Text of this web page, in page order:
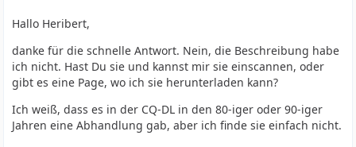
Hallo Heribert,
danke für die schnelle Antwort. Nein, die Beschreibung habe
ich nicht. Hast Du sie und kannst mir sie einscannen, oder
gibt es eine Page, wo ich sie herunterladen kann?
Ich weiß, dass es in der CQ-DL in den 80-iger oder 90-iger
Jahren eine Abhandlung gab, aber ich finde sie einfach nicht.